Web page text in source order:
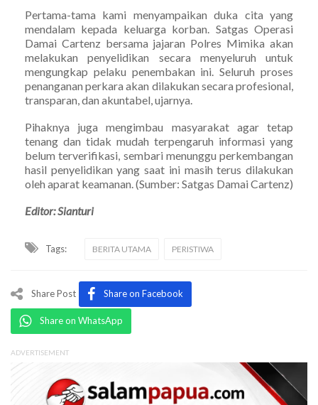
Pertama-tama kami menyampaikan duka cita yang
mendalam kepada keluarga korban. Satgas Operasi
Damai Cartenz bersama jajaran Polres Mimika akan
melakukan penyelidikan secara menyeluruh untuk
mengungkap pelaku penembakan ini. Seluruh proses
penanganan perkara akan dilakukan secara profesional,
transparan, dan akuntabel, ujarnya.
Pihaknya juga mengimbau masyarakat agar tetap
tenang dan tidak mudah terpengaruh informasi yang
belum terverifikasi, sembari menunggu perkembangan
hasil penyelidikan yang saat ini masih terus dilakukan
oleh aparat keamanan. (Sumber: Satgas Damai Cartenz)
Editor: Sianturi
Tags: BERITA UTAMA PERISTIWA
Share Post Share on Facebook
Share on WhatsApp
ADVERTISEMENT